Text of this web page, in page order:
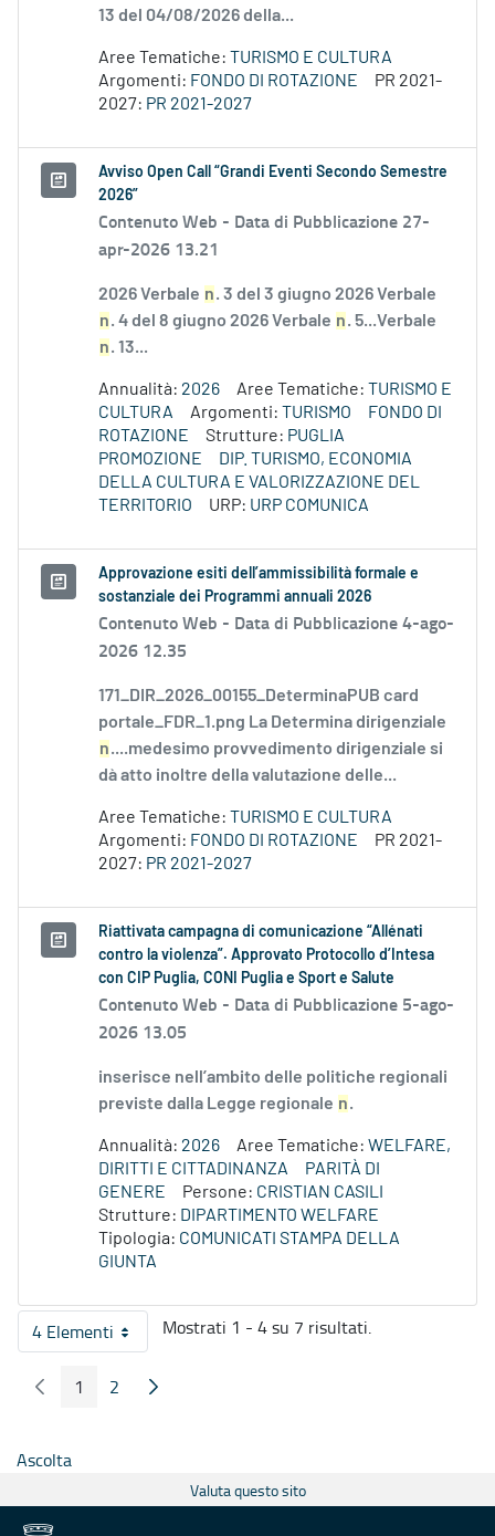
13 del 04/08/2026 della...
Aree Tematiche: TURISMO E CULTURA
Argomenti: FONDO DI ROTAZIONE
PR 2021-
2027: PR 2021-2027
Avviso Open Call “Grandi Eventi Secondo Semestre
2026”
Contenuto Web - Data di Pubblicazione 27-
apr-2026 13.21
2026 Verbale n. 3 del 3 giugno 2026 Verbale
n. 4 del 8 giugno 2026 Verbale n. 5...Verbale
n. 13...
Annualità: 2026 Aree Tematiche: TURISMO E
CULTURA
Argomenti: TURISMO
FONDO DI
ROTAZIONE
Strutture: PUGLIA
PROMOZIONE
DIP. TURISMO, ECONOMIA
DELLA CULTURA E VALORIZZAZIONE DEL
TERRITORIO
URP: URP COMUNICA
Approvazione esiti dell’ammissibilità formale e
sostanziale dei Programmi annuali 2026
Contenuto Web - Data di Pubblicazione 4-ago-
2026 12.35
171_DIR_2026_00155_DeterminaPUB card
portale_FDR_1.png La Determina dirigenziale
n....medesimo provvedimento dirigenziale si
dà atto inoltre della valutazione delle...
Aree Tematiche: TURISMO E CULTURA
Argomenti: FONDO DI ROTAZIONE
PR 2021-
2027: PR 2021-2027
Riattivata campagna di comunicazione “Allénati
contro la violenza”. Approvato Protocollo d’Intesa
con CIP Puglia, CONI Puglia e Sport e Salute
Contenuto Web - Data di Pubblicazione 5-ago-
2026 13.05
inserisce nell’ambito delle politiche regionali
previste dalla Legge regionale n.
Annualità: 2026 Aree Tematiche: WELFARE,
DIRITTI E CITTADINANZA
PARITÀ DI
GENERE
Persone: CRISTIAN CASILI
Strutture: DIPARTIMENTO WELFARE
Tipologia: COMUNICATI STAMPA DELLA
GIUNTA
4 ElementiPer pagina
Mostrati 1 - 4 su 7 risultati.
Pagina Precedente
Pagina
1 Pagina
2 Pagina Seguente
Ascolta
Valuta questo sito